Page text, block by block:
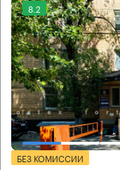
8.2
БЕЗ КОМИССИИ